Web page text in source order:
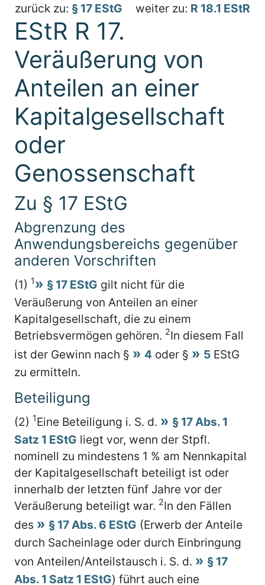
zurück zu: § 17 EStG weiter zu: R 18.1 EStR
EStR R 17.
Veräußerung von
Anteilen an einer
Kapitalgesellschaft
oder
Genossenschaft
Zu § 17 EStG
Abgrenzung des
Anwendungsbereichs gegenüber
anderen Vorschriften
(1) 1 § 17 EStG gilt nicht für die
Veräußerung von Anteilen an einer
Kapitalgesellschaft, die zu einem
Betriebsvermögen gehören. 2In diesem Fall
ist der Gewinn nach §
4 oder § 5 EStG
zu ermitteln.
Beteiligung
(2) 1Eine Beteiligung i. S. d.
§ 17 Abs. 1
Satz 1 EStG liegt vor, wenn der Stpfl.
nominell zu mindestens 1 % am Nennkapital
der Kapitalgesellschaft beteiligt ist oder
innerhalb der letzten fünf Jahre vor der
Veräußerung beteiligt war. 2In den Fällen
des
§ 17 Abs. 6 EStG (Erwerb der Anteile
durch Sacheinlage oder durch Einbringung
von Anteilen/Anteilstausch i. S. d.
§ 17
Abs. 1 Satz 1 EStG) führt auch eine